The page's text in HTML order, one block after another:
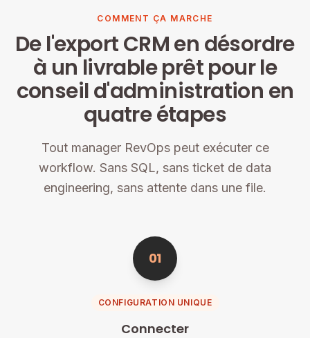
COMMENT ÇA MARCHE
De l'export CRM en désordre
à un livrable prêt pour le
conseil d'administration en
quatre étapes
Tout manager RevOps peut exécuter ce
workflow. Sans SQL, sans ticket de data
engineering, sans attente dans une file.
01
CONFIGURATION UNIQUE
Connecter